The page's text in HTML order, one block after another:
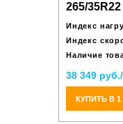
265/35R22
Индекс
Индекс
Наличие
38 349
КУПИТЬ В 1